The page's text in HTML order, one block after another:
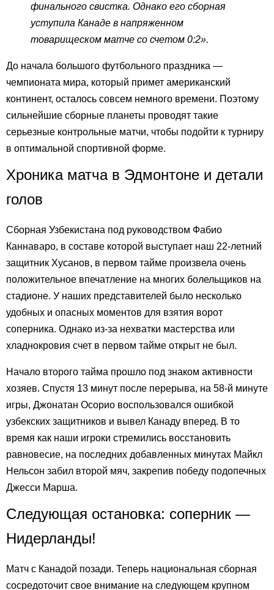
финального свистка. Однако его сборная
уступила Канаде в напряженном
товарищеском матче со счетом 0:2».
До начала большого футбольного праздника —
чемпионата мира, который примет американский
континент, осталось совсем немного времени. Поэтому
сильнейшие сборные планеты проводят такие
серьезные контрольные матчи, чтобы подойти к турниру
в оптимальной спортивной форме.
Хроника матча в Эдмонтоне и детали
голов
Сборная Узбекистана под руководством Фабио
Каннаваро, в составе которой выступает наш 22-летний
защитник Хусанов, в первом тайме произвела очень
положительное впечатление на многих болельщиков на
стадионе. У наших представителей было несколько
удобных и опасных моментов для взятия ворот
соперника. Однако из-за нехватки мастерства или
хладнокровия счет в первом тайме открыт не был.
Начало второго тайма прошло под знаком активности
хозяев. Спустя 13 минут после перерыва, на 58-й минуте
игры, Джонатан Осорио воспользовался ошибкой
узбекских защитников и вывел Канаду вперед. В то
время как наши игроки стремились восстановить
равновесие, на последних добавленных минутах Майкл
Нельсон забил второй мяч, закрепив победу подопечных
Джесси Марша.
Следующая остановка: соперник —
Нидерланды!
Матч с Канадой позади. Теперь национальная сборная
сосредоточит свое внимание на следующем крупном